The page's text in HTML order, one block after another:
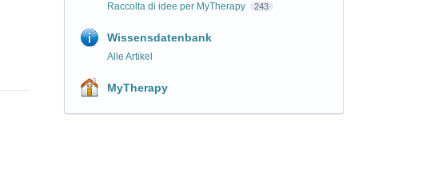
Raccolta di idee per MyTherapy 243
Wissensdatenbank
Alle Artikel
MyTherapy